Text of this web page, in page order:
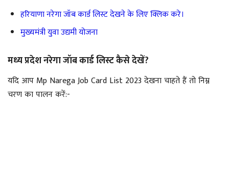
हरियाणा नरेगा जॉब कार्ड लिस्ट देखने के लिए क्लिक करे।
मुख्यमंत्री युवा उद्यमी योजना
मध्य प्रदेश नरेगा जॉब कार्ड लिस्ट कैसे देखें?
यदि आप Mp Narega Job Card List 2023 देखना चाहते हैं तो निम्न
चरण का पालन करें:-